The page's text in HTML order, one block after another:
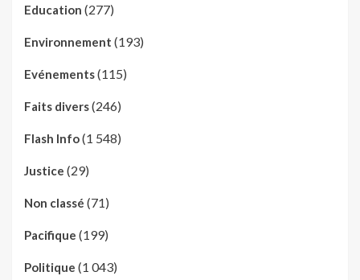
Education (277)
Environnement (193)
Evénements(115)
Faits divers(246)
Flash Info(1 548)
Justice (29)
Non classé (71)
Pacifique (199)
Politique (1 043)